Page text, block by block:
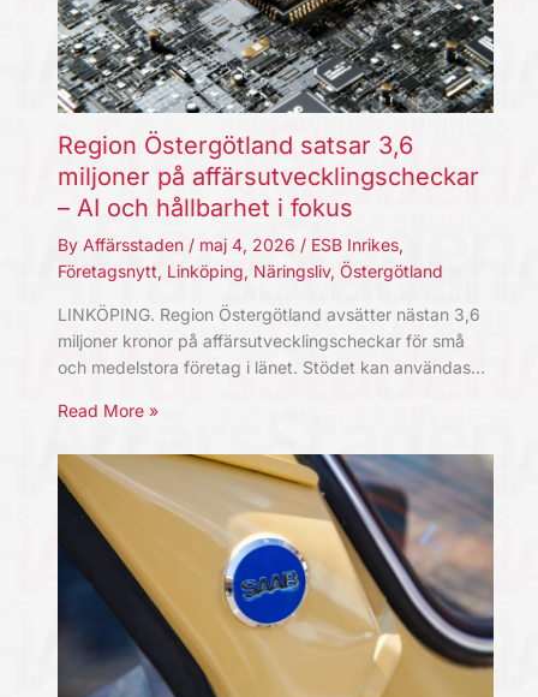
Region Östergötland satsar 3,6
miljoner på affärsutvecklingscheckar
– AI och hållbarhet i fokus
By Affärsstaden / maj 4, 2026 / ESB Inrikes,
Företagsnytt, Linköping, Näringsliv, Östergötland
LINKÖPING. Region Östergötland avsätter nästan 3,6
miljoner kronor på affärsutvecklingscheckar för små
och medelstora företag i länet. Stödet kan användas…
Read More »